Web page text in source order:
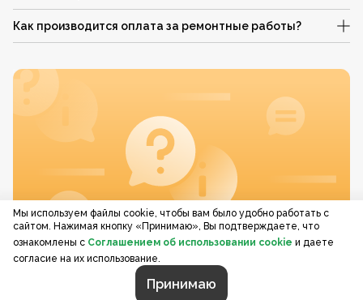
Как производится оплата за ремонтные работы?
Мы используем файлы cookie, чтобы вам было удобно работать с
сайтом. Нажимая кнопку «Принимаю», Вы подтверждаете, что
ознакомлены с Соглашением об использовании cookie и даете
согласие на их использование.
Принимаю